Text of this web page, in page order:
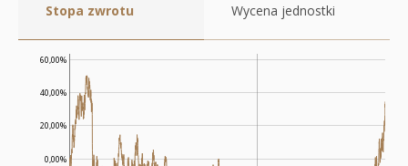
Stopa zwrotu Wycena jednostki
0,00%
20,00%
40,00%
60,00%